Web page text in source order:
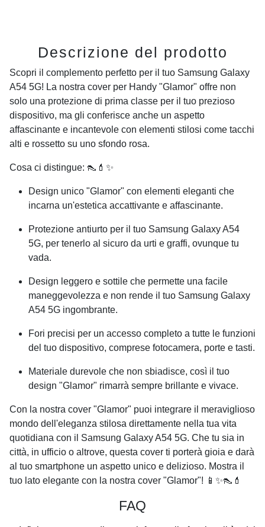
Descrizione del prodotto
Scopri il complemento perfetto per il tuo Samsung Galaxy
A54 5G! La nostra cover per Handy "Glamor" offre non
solo una protezione di prima classe per il tuo prezioso
dispositivo, ma gli conferisce anche un aspetto
affascinante e incantevole con elementi stilosi come tacchi
alti e rossetto su uno sfondo rosa.
Cosa ci distingue: 👠💄✨
Design unico "Glamor" con elementi eleganti che
incarna un'estetica accattivante e affascinante.
Protezione antiurto per il tuo Samsung Galaxy A54
5G, per tenerlo al sicuro da urti e graffi, ovunque tu
vada.
Design leggero e sottile che permette una facile
maneggevolezza e non rende il tuo Samsung Galaxy
A54 5G ingombrante.
Fori precisi per un accesso completo a tutte le funzioni
del tuo dispositivo, comprese fotocamera, porte e tasti.
Materiale durevole che non sbiadisce, così il tuo
design "Glamor" rimarrà sempre brillante e vivace.
Con la nostra cover "Glamor" puoi integrare il meraviglioso
mondo dell'eleganza stilosa direttamente nella tua vita
quotidiana con il Samsung Galaxy A54 5G. Che tu sia in
città, in ufficio o altrove, questa cover ti porterà gioia e darà
al tuo smartphone un aspetto unico e delizioso. Mostra il
tuo lato elegante con la nostra cover "Glamor"! 📱✨👠💄
FAQ